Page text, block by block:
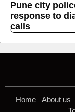
Pune city
response to
calls
Home About us